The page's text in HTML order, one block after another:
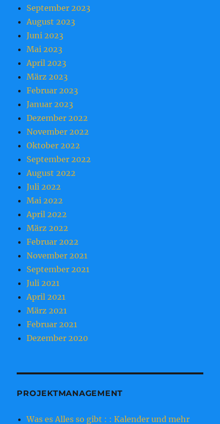
September 2023
August 2023
Juni 2023
Mai 2023
April 2023
März 2023
Februar 2023
Januar 2023
Dezember 2022
November 2022
Oktober 2022
September 2022
August 2022
Juli 2022
Mai 2022
April 2022
März 2022
Februar 2022
November 2021
September 2021
Juli 2021
April 2021
März 2021
Februar 2021
Dezember 2020
PROJEKTMANAGEMENT
Was es Alles so gibt : : Kalender und mehr